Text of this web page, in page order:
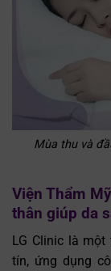
Mùa thu và
Viện Thẩm
thân giúp da
LG Clinic là
tín, ứng dụng